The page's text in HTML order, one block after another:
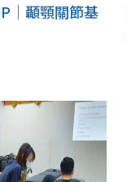
｜顳顎關節基